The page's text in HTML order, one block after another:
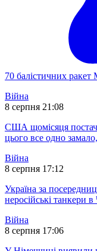
70 балістичних
Війна
8 серпня 21:08
США щомісяця
цього все одно
Війна
8 серпня 17:12
Україна за
неросійські танкери
Війна
8 серпня 17:06